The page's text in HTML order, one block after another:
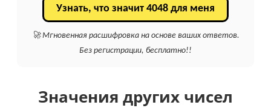
Узнать, что значит 4048 для меня
🚀 Мгновенная расшифровка на основе ваших ответов.
Без регистрации, бесплатно!!
Значения других чисел